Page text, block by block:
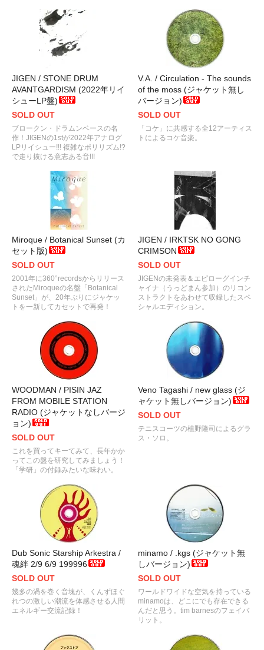
JIGEN / STONE DRUM
AVANTGARDISM (2022年リイ
シューLP盤)
SOLD OUT
ブロークン・ドラムンベースの名
作！JIGENの1stが2022年アナログ
LPリイシュー!!! 複雑なポリリズム!?
で走り抜ける意志ある音!!!
V.A. / Circulation - The sounds
of the moss (ジャケット無し
バージョン)
SOLD OUT
「コケ」に共感する全12アーティス
トによるコケ音楽。
Miroque / Botanical Sunset (カ
セット版)
SOLD OUT
2001年に360°recordsからリリース
されたMiroqueの名盤「Botanical
Sunset」が、20年ぶりにジャケッ
トを一新してカセットで再発！
JIGEN / IRKTSK NO GONG
CRIMSON
SOLD OUT
JIGENの未発表＆エピローグインチ
ャイナ（うっどまん参加）のリコン
ストラクトをあわせて収録したスペ
シャルエディション。
WOODMAN / PISIN JAZ
FROM MOBILE STATION
RADIO (ジャケットなしバージ
ョン)
SOLD OUT
これを買ってキーてみて、長年かか
ってこの盤を研究してみましょう！
「学研」の付録みたいな味わい。
Veno Tagashi / new glass (ジ
ャケット無しバージョン)
SOLD OUT
テニスコーツの植野隆司によるグラ
ス・ソロ。
Dub Sonic Starship Arkestra /
魂絆 2/9 6/9 199996
SOLD OUT
幾多の渦を巻く音塊が、くんずほぐ
れつの激しい潮流を体感させる人間
エネルギー交流記録！
minamo / .kgs (ジャケット無
しバージョン)
SOLD OUT
ワールドワイドな空気を持っている
minamoは、どこにでも存在できる
んだと思う。tim barnesのフェイバ
リット。